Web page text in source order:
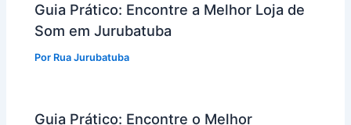
Guia Prático: Encontre a Melhor Loja de
Som em Jurubatuba
Por Rua Jurubatuba
Guia Prático: Encontre o Melhor